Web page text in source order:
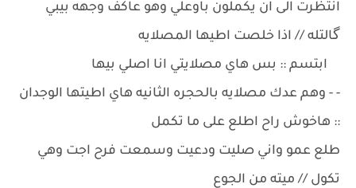
انتظرت الى ان يكملون باوعلي وهو عاكف وجهه بيبي
گالتله // اذا خلصت اطيها المصلايه
ابتسم :: بس هاي مصلايتي انا اصلي بيها
- - وهم عدك مصلايه بالحجره الثانيه هاي اطيتها الوجدان
:: هاخوش راح اطلع على ما تكمل
طلع عمو واني صليت ودعيت وسمعت فرح اجت وهي
تكول // ميته من الجوع